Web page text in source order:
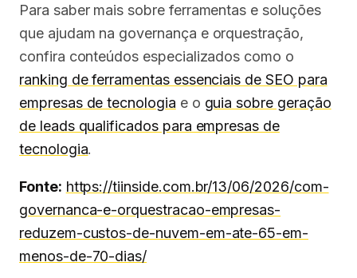
Para saber mais sobre ferramentas e soluções
que ajudam na governança e orquestração,
confira conteúdos especializados como o
ranking de ferramentas essenciais de SEO para
empresas de tecnologia e o guia sobre geração
de leads qualificados para empresas de
tecnologia.
Fonte: https://tiinside.com.br/13/06/2026/com-
governanca-e-orquestracao-empresas-
reduzem-custos-de-nuvem-em-ate-65-em-
menos-de-70-dias/